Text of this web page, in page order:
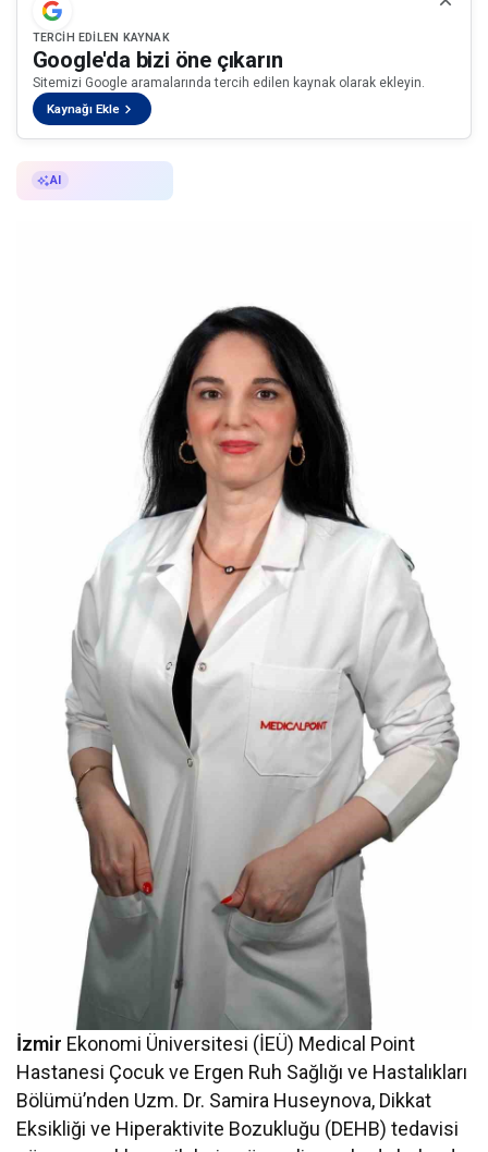
TERCIH EDILEN KAYNAK
Google'da bizi öne çıkarın
Sitemizi Google aramalarında tercih edilen kaynak olarak ekleyin.
Kaynağı Ekle
AI
İzmir Ekonomi Üniversitesi (İEÜ) Medical Point
Hastanesi Çocuk ve Ergen Ruh Sağlığı ve Hastalıkları
Bölümü’nden Uzm. Dr. Samira Huseynova, Dikkat
Eksikliği ve Hiperaktivite Bozukluğu (DEHB) tedavisi